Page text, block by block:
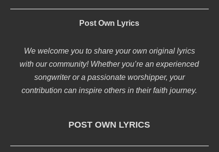
Post Own Lyrics
We welcome you to share your own original lyrics
with our community! Whether you’re an experienced
songwriter or a passionate worshipper, your
contribution can inspire others in their faith journey.
POST OWN LYRICS